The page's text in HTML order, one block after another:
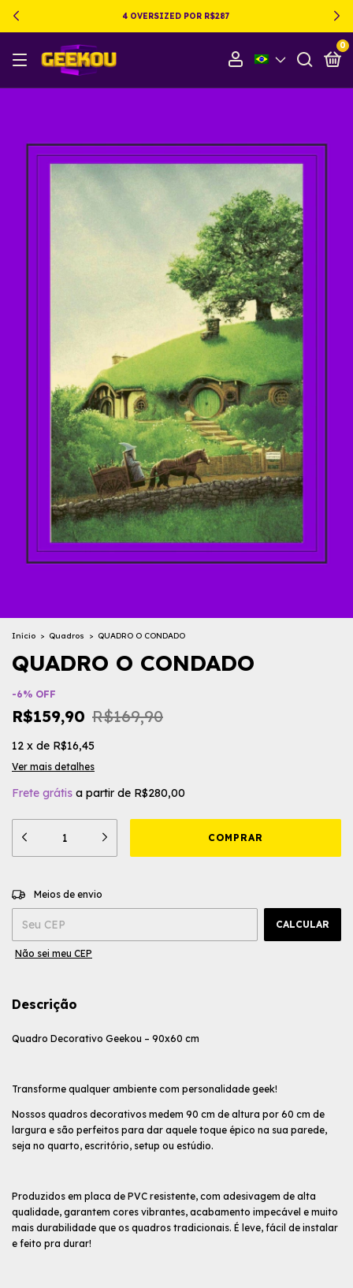
4 OVERSIZED POR R$287
0
Início > Quadros > QUADRO O CONDADO
QUADRO O CONDADO
-6% OFF
R$159,90 R$169,90
12 x de R$16,45
Ver mais detalhes
Frete grátis a partir de R$280,00
Entregas para o CEP:
Meios de envio
CALCULAR
Não sei meu CEP
Descrição
Quadro Decorativo Geekou – 90x60 cm
Transforme qualquer ambiente com personalidade geek!
Nossos quadros decorativos medem 90 cm de altura por 60 cm de
largura e são perfeitos para dar aquele toque épico na sua parede,
seja no quarto, escritório, setup ou estúdio.
Produzidos em placa de PVC resistente, com adesivagem de alta
qualidade, garantem cores vibrantes, acabamento impecável e muito
mais durabilidade que os quadros tradicionais. É leve, fácil de instalar
e feito pra durar!